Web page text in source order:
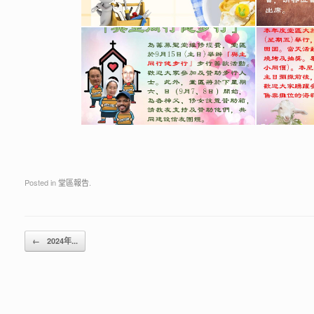
Posted in堂區報告.
Post navigation
← 2024年...